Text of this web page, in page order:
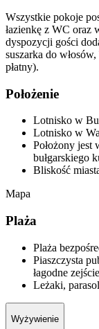
Wszystkie pokoje
łazienkę z WC oraz
dyspozycji gości
suszarka do
płatny).
Położenie
Lotnisko w
Lotnisko w
Położony jest
bułgarskiego
Bliskość
Mapa
Plaża
Plaża
Piaszczysta
łagodne
Leżaki,
Wyżywienie